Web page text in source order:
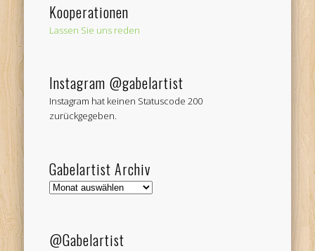
Kooperationen
Lassen Sie uns reden
Instagram @gabelartist
Instagram hat keinen Statuscode 200
zurückgegeben.
Gabelartist Archiv
Gabelartist
@Gabelartist